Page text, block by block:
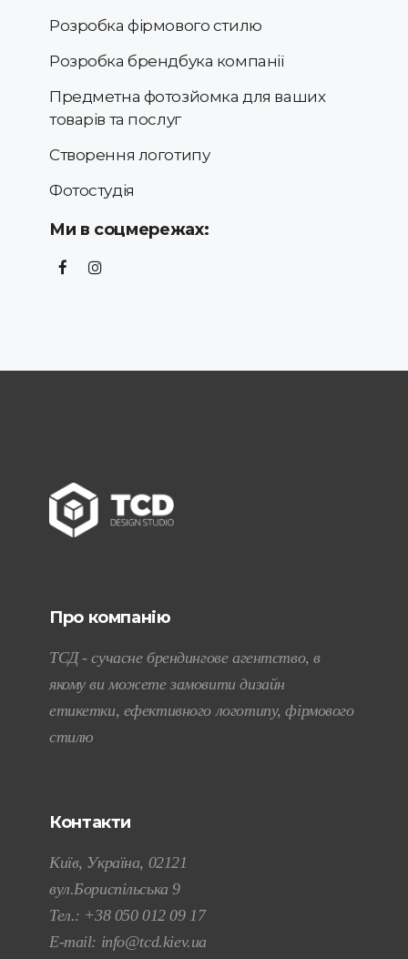
Розробка фірмового стилю
Розробка брендбука компанії
Предметна фотозйомка для ваших
товарів та послуг
Створення логотипу
Фотостудія
Ми в соцмережах:
Про компанію
ТСД - сучасне брендингове агентство, в
якому ви можете замовити дизайн
етикетки, ефективного логотипу, фірмового
стилю
Контакти
Київ, Україна, 02121
вул.Бориспільська 9
Тел.: +38 050 012 09 17
E-mail: info@tcd.kiev.ua